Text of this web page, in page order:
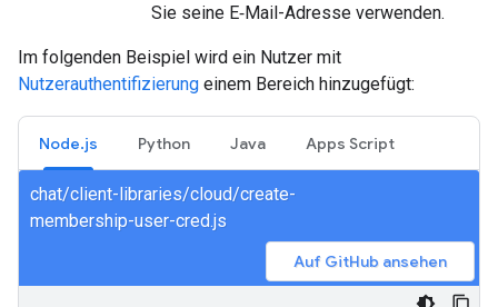
Sie seine E‑Mail-Adresse verwenden.
Im folgenden Beispiel wird ein Nutzer mit
Nutzerauthentifizierung einem Bereich hinzugefügt:
Node.js Python Java Apps Script
chat/client-libraries/cloud/create-
membership-user-cred.js
Auf GitHub ansehen